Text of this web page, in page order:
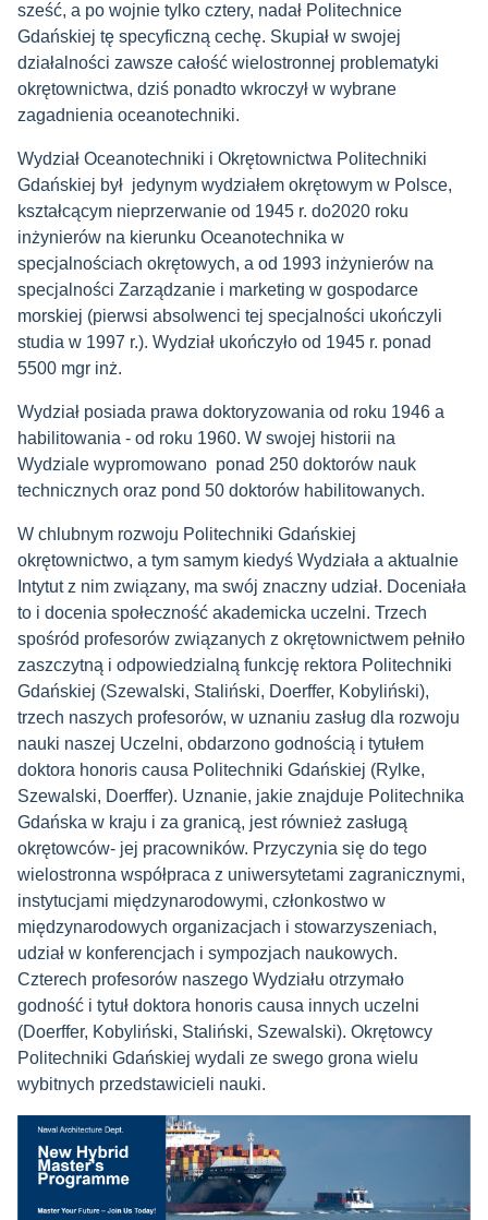
sześć, a po wojnie tylko cztery, nadał Politechnice
Gdańskiej tę specyficzną cechę. Skupiał w swojej
działalności zawsze całość wielostronnej problematyki
okrętownictwa, dziś ponadto wkroczył w wybrane
zagadnienia oceanotechniki.
Wydział Oceanotechniki i Okrętownictwa Politechniki
Gdańskiej był jedynym wydziałem okrętowym w Polsce,
kształcącym nieprzerwanie od 1945 r. do2020 roku
inżynierów na kierunku Oceanotechnika w
specjalnościach okrętowych, a od 1993 inżynierów na
specjalności Zarządzanie i marketing w gospodarce
morskiej (pierwsi absolwenci tej specjalności ukończyli
studia w 1997 r.). Wydział ukończyło od 1945 r. ponad
5500 mgr inż.
Wydział posiada prawa doktoryzowania od roku 1946 a
habilitowania - od roku 1960. W swojej historii na
Wydziale wypromowano ponad 250 doktorów nauk
technicznych oraz pond 50 doktorów habilitowanych.
W chlubnym rozwoju Politechniki Gdańskiej
okrętownictwo, a tym samym kiedyś Wydziała a aktualnie
Intytut z nim związany, ma swój znaczny udział. Doceniała
to i docenia społeczność akademicka uczelni. Trzech
spośród profesorów związanych z okrętownictwem pełniło
zaszczytną i odpowiedzialną funkcję rektora Politechniki
Gdańskiej (Szewalski, Staliński, Doerffer, Kobyliński),
trzech naszych profesorów, w uznaniu zasług dla rozwoju
nauki naszej Uczelni, obdarzono godnością i tytułem
doktora honoris causa Politechniki Gdańskiej (Rylke,
Szewalski, Doerffer). Uznanie, jakie znajduje Politechnika
Gdańska w kraju i za granicą, jest również zasługą
okrętowców- jej pracowników. Przyczynia się do tego
wielostronna współpraca z uniwersytetami zagranicznymi,
instytucjami międzynarodowymi, członkostwo w
międzynarodowych organizacjach i stowarzyszeniach,
udział w konferencjach i sympozjach naukowych.
Czterech profesorów naszego Wydziału otrzymało
godność i tytuł doktora honoris causa innych uczelni
(Doerffer, Kobyliński, Staliński, Szewalski). Okrętowcy
Politechniki Gdańskiej wydali ze swego grona wielu
wybitnych przedstawicieli nauki.